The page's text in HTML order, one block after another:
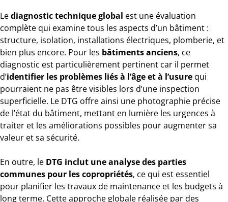
Lediagnostic technique global est une évaluation
complète qui examine tous les aspects d’un bâtiment :
structure, isolation, installations électriques, plomberie, et
bien plus encore. Pour les bâtiments anciens, ce
diagnostic est particulièrement pertinent car il permet
d’identifier les problèmes liés à l’âge et à l’usure qui
pourraient ne pas être visibles lors d’une inspection
superficielle. Le DTG offre ainsi une photographie précise
de l’état du bâtiment, mettant en lumière les urgences à
traiter et les améliorations possibles pour augmenter sa
valeur et sa sécurité.
En outre, le DTG inclut une analyse des parties
communes pour les copropriétés, ce qui est essentiel
pour planifier les travaux de maintenance et les budgets à
long terme. Cette approche globale réalisée par des